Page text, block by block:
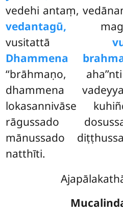
vedehi antaṃ,
vedantagū,
vusitattā
Dhammena
‘‘brāhmaṇo,
dhammena
lokasannivāse
rāgussado
mānussado
natthīti.